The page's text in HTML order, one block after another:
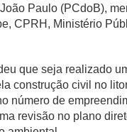
Paulo (PCdoB),
CPRH, Ministério
que seja realizado
construção civil no
número de
revisão no plano